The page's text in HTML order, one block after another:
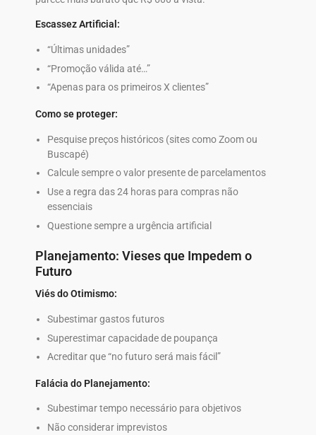
Escassez Artificial:
“Últimas unidades”
“Promoção válida até…”
“Apenas para os primeiros X clientes”
Como se proteger:
Pesquise preços históricos (sites como Zoom ou
Buscapé)
Calcule sempre o valor presente de parcelamentos
Use a regra das 24 horas para compras não
essenciais
Questione sempre a urgência artificial
Planejamento: Vieses que Impedem o
Futuro
Viés do Otimismo:
Subestimar gastos futuros
Superestimar capacidade de poupança
Acreditar que “no futuro será mais fácil”
Falácia do Planejamento:
Subestimar tempo necessário para objetivos
Não considerar imprevistos